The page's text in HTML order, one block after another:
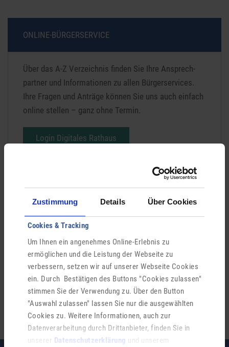
Zustimmung Details Über Cookies
Cookies & Tracking
Um Ihnen ein angenehmes Online-Erlebnis zu
ermöglichen und die Leistung der Webseite zu
verbessern, setzen wir auf unserer Webseite Cookies
ein. Durch Bestätigen des Buttons "Cookies zulassen"
stimmen Sie der Verwendung zu. Über den Button
"Auswahl zulassen" lassen Sie nur die ausgewählten
Cookies zu. Weitere Informationen, auch zur
Datenverarbeitung durch Drittanbieter, finden Sie in
unserer Datenschutzerklärung und unserem
ONLINE-BÜRGERSERVICE
Über das A-Z Verzeichnis finden Sie Ihre Ansprech­
partner und Informationen zu allen Bürger­services.
Ihre Fragen und Anträge können Sie uns auch ein­fach
online stellen – ganz ohne Termin.
Login Digitales Rathaus
Ähnliche Einträge
Umweltschutz
Naturschutz
Kulturpflege
Immissionsschutz